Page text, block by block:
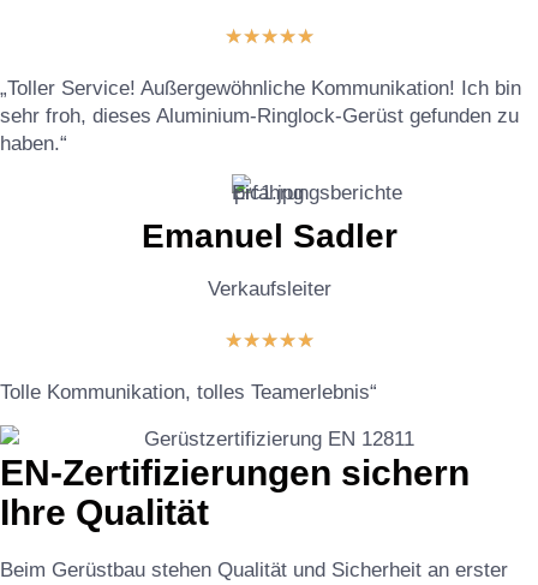
★★★★★
„Toller Service! Außergewöhnliche Kommunikation! Ich bin
sehr froh, dieses Aluminium-Ringlock-Gerüst gefunden zu
haben.“
Emanuel Sadler
Verkaufsleiter
★★★★★
Tolle Kommunikation, tolles Teamerlebnis“
EN-Zertifizierungen sichern
Ihre Qualität
Beim Gerüstbau stehen Qualität und Sicherheit an erster